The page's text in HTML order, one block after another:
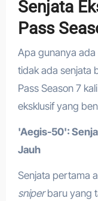
Senjata
Pass
Apa gunanya
tidak ada senjata
Pass Season 7
eksklusif yang
'Aegis-50':
Jauh
Senjata pertama
sniperbaru yang